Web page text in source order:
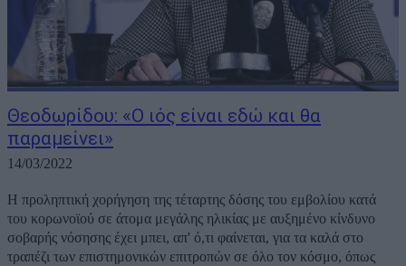
Θεοδωρίδου: «Ο ιός είναι εδώ και θα
παραμείνει»
14/03/2022
Η προληπτική χορήγηση της τέταρτης δόσης του εμβολίου κατά
του κορωνοϊού σε άτομα μεγάλης ηλικίας με αυξημένο κίνδυνο
σοβαρής νόσησης έχει μπει, απ' ό,τι φαίνεται, για τα καλά στο
τραπέζι των επιστημονικών επιτροπών σε όλο τον κόσμο, όπως